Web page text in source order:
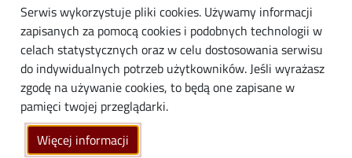
Serwis wykorzystuje pliki cookies. Używamy informacji
zapisanych za pomocą cookies i podobnych technologii w
celach statystycznych oraz w celu dostosowania serwisu
do indywidualnych potrzeb użytkowników. Jeśli wyrażasz
zgodę na używanie cookies, to będą one zapisane w
pamięci twojej przeglądarki.
Więcej informacji
Biznes
Media
Społeczność lokalna
Linki
Wikamp